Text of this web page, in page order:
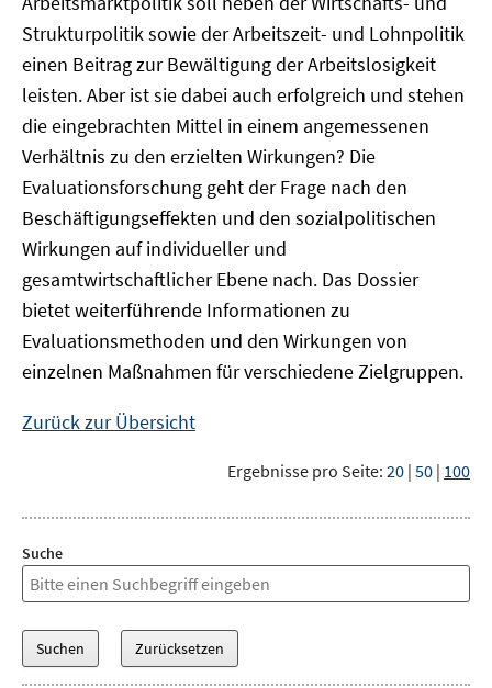
Strukturpolitik sowie der Arbeitszeit- und Lohnpolitik
einen Beitrag zur Bewältigung der Arbeitslosigkeit
leisten. Aber ist sie dabei auch erfolgreich und stehen
die eingebrachten Mittel in einem angemessenen
Verhältnis zu den erzielten Wirkungen? Die
Evaluationsforschung geht der Frage nach den
Beschäftigungseffekten und den sozialpolitischen
Wirkungen auf individueller und
gesamtwirtschaftlicher Ebene nach. Das Dossier
bietet weiterführende Informationen zu
Evaluationsmethoden und den Wirkungen von
einzelnen Maßnahmen für verschiedene Zielgruppen.
Zurück zur Übersicht
Ergebnisse pro Seite: 20 | 50 | 100
Suche